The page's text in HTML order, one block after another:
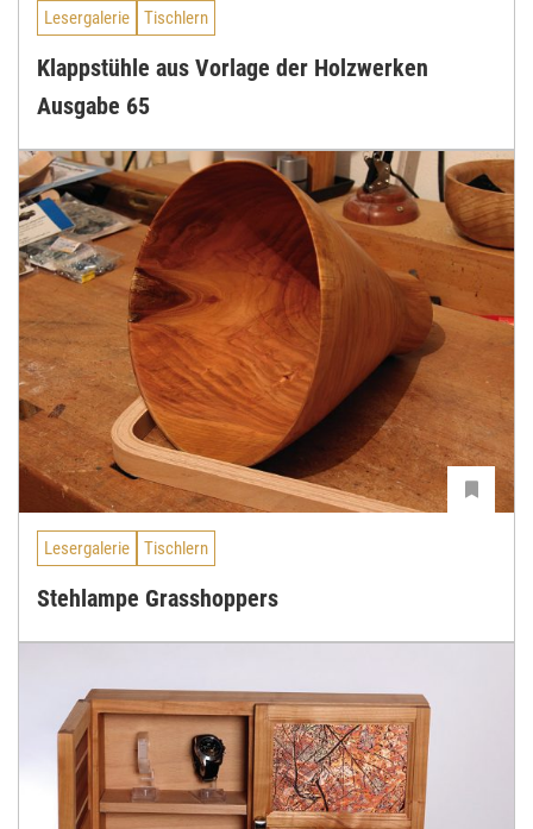
Lesergalerie Tischlern
Klappstühle aus Vorlage der Holzwerken
Ausgabe 65
Lesergalerie Tischlern
Stehlampe Grasshoppers